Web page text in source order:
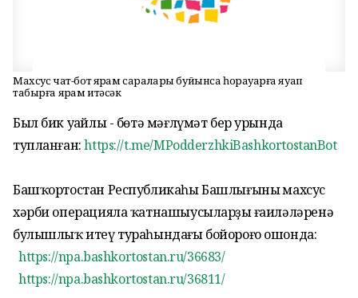
Махсус чат-бот ярҙам саралары буйынса һорауҙарға яуап
табырға ярҙам итәсәк
Был бик уңайлы - бөтә мәғлүмәт бер урында
тупланған:https://t.me/MPodderzhkiBashkortostanBot
Башҡортостан Республикаһы Башлығының махсус
хәрби операцияла ҡатнашыусыларҙың ғаиләләренә
булышлыҡ итеү тураһындағы бойороғо ошонда:
https://npa.bashkortostan.ru/36683/
https://npa.bashkortostan.ru/36811/